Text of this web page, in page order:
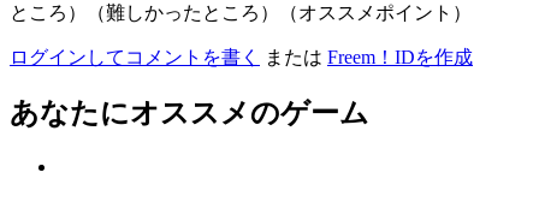
ところ）（難しかったところ）（オススメポイント）
ログインしてコメントを書く または Freem！IDを作成
あなたにオススメのゲーム